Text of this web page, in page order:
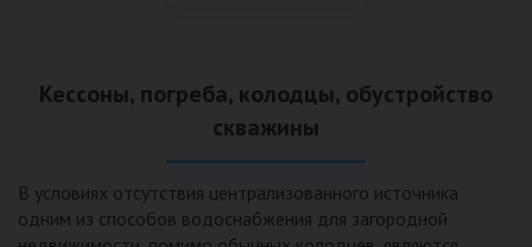
большую прочность по сравнению с пластиковыми
Кессоны, погреба, колодцы, обустройство
скважины
В условиях отсутствия централизованного источника
одним из способов водоснабжения для загородной